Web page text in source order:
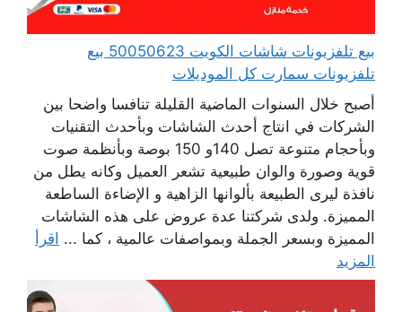
بيع تلفزيونات شاشات الكويت 50050623 بيع
تلفزيونات سمارت كل الموديلات
أصبح خلال السنوات الماضية القليلة تنافسا واضحا بين
الشركات في انتاج أحدث الشاشات وبأحدث التقنيات
وبأحجام متنوعة تصل 140و 150 بوصة وبأنظمة صوت
قوية وصورة والوان طبيعية تشعر العميل وكانه يطل من
نافذة ليرى الطبيعة بألوانها الزاهية و الإضاءة الساطعة
المميزة. ولدى شركتنا عدة عروض على هذه الشاشات
المميزة وبسعر الجملة وبمواصفات عالمية ، كما ... اقرأ
المزيد